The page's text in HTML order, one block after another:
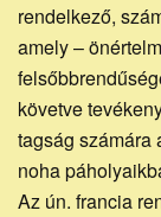
rendelkező,
amely –
követve
tagság számára
noha
Az ún. francia